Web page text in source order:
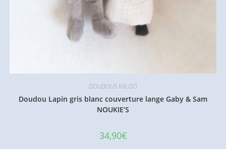
DOUDOUS KALOO
Doudou Lapin gris blanc couverture lange Gaby & Sam
NOUKIE’S
34,90€